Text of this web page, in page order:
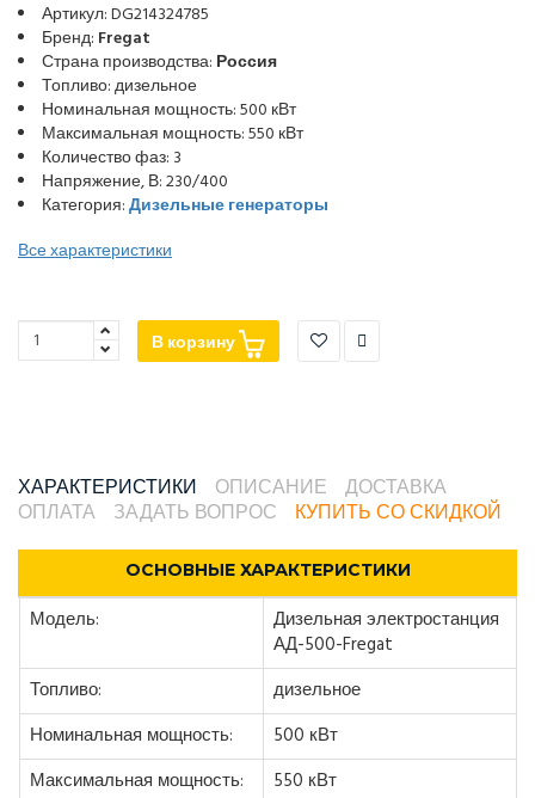
Артикул: DG214324785
Бренд: Fregat
Страна производства: Россия
Топливо: дизельное
Номинальная мощность: 500 кВт
Максимальная мощность: 550 кВт
Количество фаз: 3
Напряжение, В: 230/400
Категория:Дизельные генераторы
Все характеристики
В корзину
ХАРАКТЕРИСТИКИ ОПИСАНИЕ
ДОСТАВКА
ОПЛАТА
ЗАДАТЬ ВОПРОС КУПИТЬ СО СКИДКОЙ
ОСНОВНЫЕ ХАРАКТЕРИСТИКИ
Модель:
Дизельная электростанция
АД-500-Fregat
Топливо:
дизельное
Номинальная мощность:
500 кВт
Максимальная мощность:
550 кВт